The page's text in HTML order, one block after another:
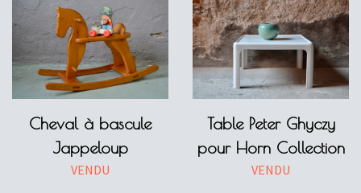
Cheval à bascule
Jappeloup
VENDU
Table Peter Ghyczy
pour Horn Collection
VENDU